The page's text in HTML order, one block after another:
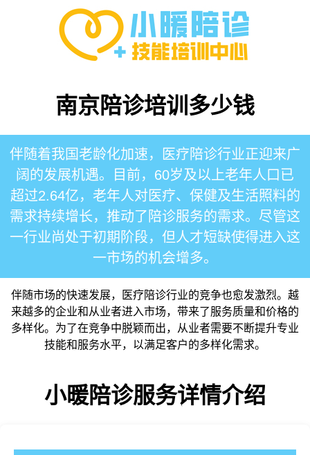
南京陪诊培训多少钱
伴随着我国老龄化加速，医疗陪诊行业正迎来广
阔的发展机遇。目前，60岁及以上老年人口已
超过2.64亿，老年人对医疗、保健及生活照料的
需求持续增长，推动了陪诊服务的需求。尽管这
一行业尚处于初期阶段，但人才短缺使得进入这
一市场的机会增多。
伴随市场的快速发展，医疗陪诊行业的竞争也愈发激烈。越
来越多的企业和从业者进入市场，带来了服务质量和价格的
多样化。为了在竞争中脱颖而出，从业者需要不断提升专业
技能和服务水平，以满足客户的多样化需求。
小暖陪诊服务详情介绍